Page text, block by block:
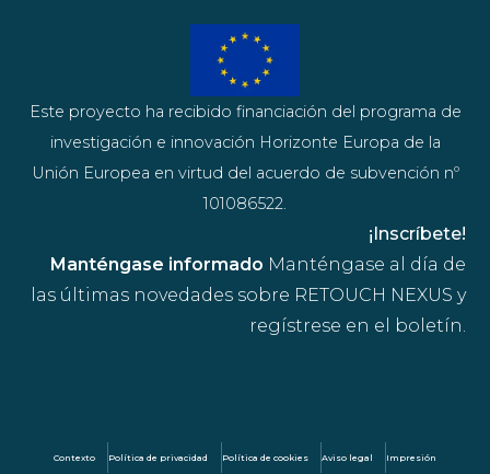
Manténgase informado Manténgase al día de
las últimas novedades sobre RETOUCH NEXUS y
regístrese en el boletín.
¡Inscríbete!
Este proyecto ha recibido financiación del programa de
investigación e innovación Horizonte Europa de la
Unión Europea en virtud del acuerdo de subvención nº
101086522.
Contexto Política de privacidad Política de cookies Aviso legal Impresión